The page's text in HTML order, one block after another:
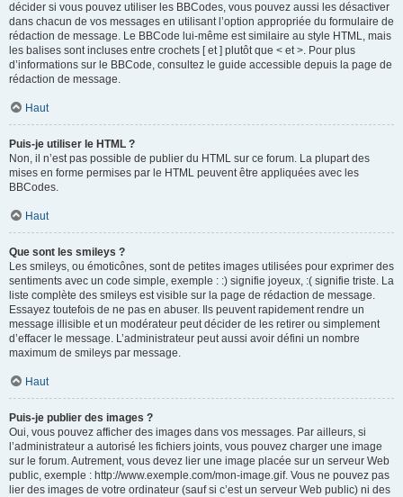
décider si vous pouvez utiliser les BBCodes, vous pouvez aussi les désactiver
dans chacun de vos messages en utilisant l’option appropriée du formulaire de
rédaction de message. Le BBCode lui-même est similaire au style HTML, mais
les balises sont incluses entre crochets [ et ] plutôt que < et >. Pour plus
d’informations sur le BBCode, consultez le guide accessible depuis la page de
rédaction de message.
Haut
Puis-je utiliser le HTML ?
Non, il n’est pas possible de publier du HTML sur ce forum. La plupart des
mises en forme permises par le HTML peuvent être appliquées avec les
BBCodes.
Haut
Que sont les smileys ?
Les smileys, ou émoticônes, sont de petites images utilisées pour exprimer des
sentiments avec un code simple, exemple : :) signifie joyeux, :( signifie triste. La
liste complète des smileys est visible sur la page de rédaction de message.
Essayez toutefois de ne pas en abuser. Ils peuvent rapidement rendre un
message illisible et un modérateur peut décider de les retirer ou simplement
d’effacer le message. L’administrateur peut aussi avoir défini un nombre
maximum de smileys par message.
Haut
Puis-je publier des images ?
Oui, vous pouvez afficher des images dans vos messages. Par ailleurs, si
l’administrateur a autorisé les fichiers joints, vous pouvez charger une image
sur le forum. Autrement, vous devez lier une image placée sur un serveur Web
public, exemple : http://www.exemple.com/mon-image.gif. Vous ne pouvez pas
lier des images de votre ordinateur (sauf si c’est un serveur Web public) ni des